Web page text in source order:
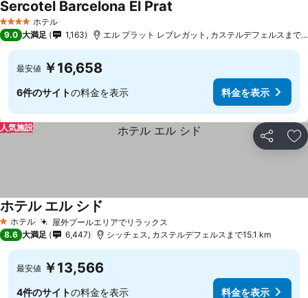
4 ホテルのランク
ホテル
Sercotel Barcelona El Prat
9.0 大満足 1,163 エル プラット レブレガット, カステルデフェルスまで11.6 km
最安値 ￥16,658
6件のサイトの料金を表示 料金を表示
シェア お
人気施設
1 ホテルのランク
ホテル 屋外プールエリアでリラックス
ホテル エル シド
8.6 大満足 6,447 シッチェス, カステルデフェルスまで15.1 km
最安値 ￥13,566
4件のサイトの料金を表示 料金を表示